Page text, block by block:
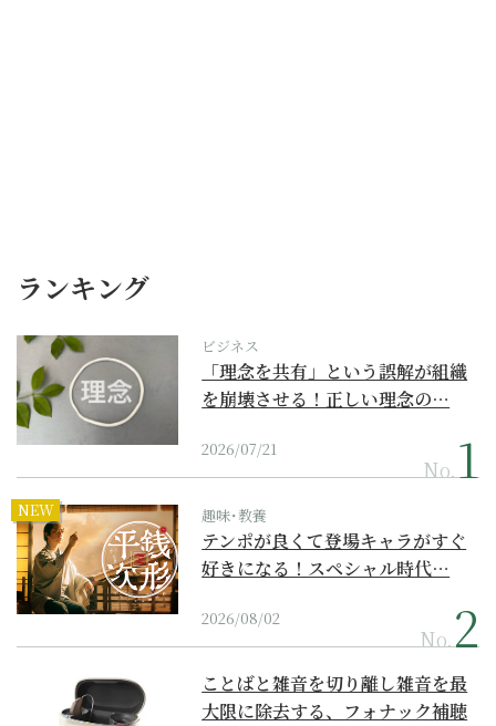
ランキング
ビジネス
「理念を共有」という誤解が組織
を崩壊させる！正しい理念の…
2026/07/21
No.
NEW 趣味･教養
テンポが良くて登場キャラがすぐ
好きになる！スペシャル時代…
2026/08/02
No.
ことばと雑音を切り離し雑音を最
大限に除去する、フォナック補聴